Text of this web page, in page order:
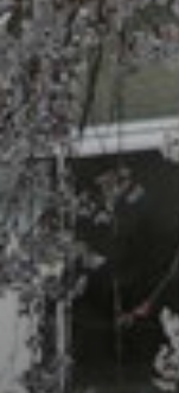
/home/
t/themes/